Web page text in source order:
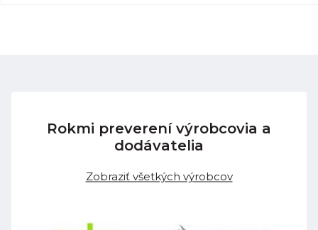
Rokmi preverení výrobcovia a
dodávatelia
Zobraziť všetkých výrobcov